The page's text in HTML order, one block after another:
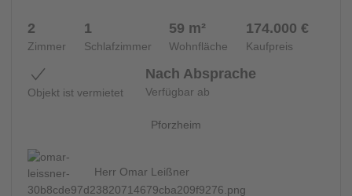
2
Zimmer
1
Schlafzimmer
59 m²
Wohnfläche
174.000 €
Kaufpreis
Objekt ist vermietet
Nach Absprache
Verfügbar ab
Pforzheim
Herr Omar Leißner